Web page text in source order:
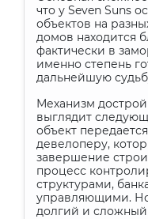
что у Seven Suns
объектов на
домов находится
фактически в
именно степень
дальнейшую
Механизм
выглядит
объект
девелоперу,
завершение
процесс
структурами,
управляющими. Но
долгий и сложный